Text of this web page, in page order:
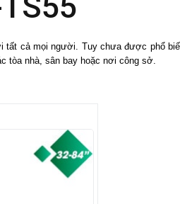
cả mọi người. Tuy chưa được phổ
tòa nhà, sân bay hoặc nơi công sở.